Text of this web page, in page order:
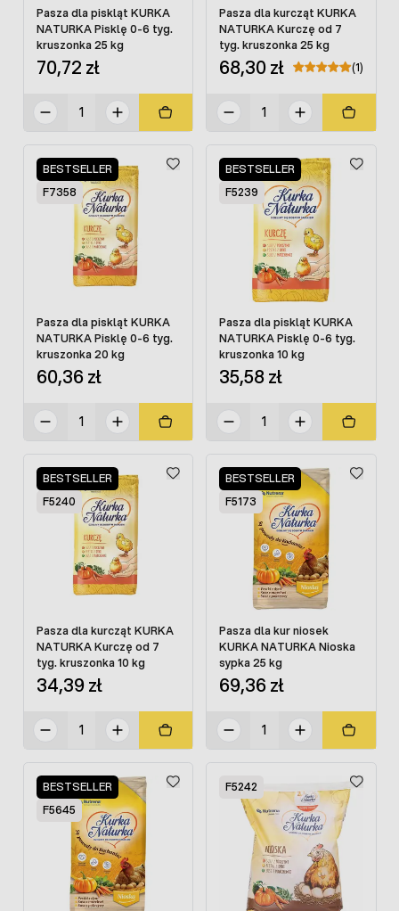
Pasza dla piskląt KURKA
NATURKA Pisklę 0-6 tyg.
kruszonka 25 kg
70,72 zł
Pasza dla kurcząt KURKA
NATURKA Kurczę od 7
tyg. kruszonka 25 kg
68,30 zł (1)
BESTSELLER
F7358
Pasza dla piskląt KURKA
NATURKA Pisklę 0-6 tyg.
kruszonka 20 kg
60,36 zł
BESTSELLER
F5239
Pasza dla piskląt KURKA
NATURKA Pisklę 0-6 tyg.
kruszonka 10 kg
35,58 zł
BESTSELLER
F5240
Pasza dla kurcząt KURKA
NATURKA Kurczę od 7
tyg. kruszonka 10 kg
34,39 zł
BESTSELLER
F5173
Pasza dla kur niosek
KURKA NATURKA Nioska
sypka 25 kg
69,36 zł
BESTSELLER
F5645
F5242